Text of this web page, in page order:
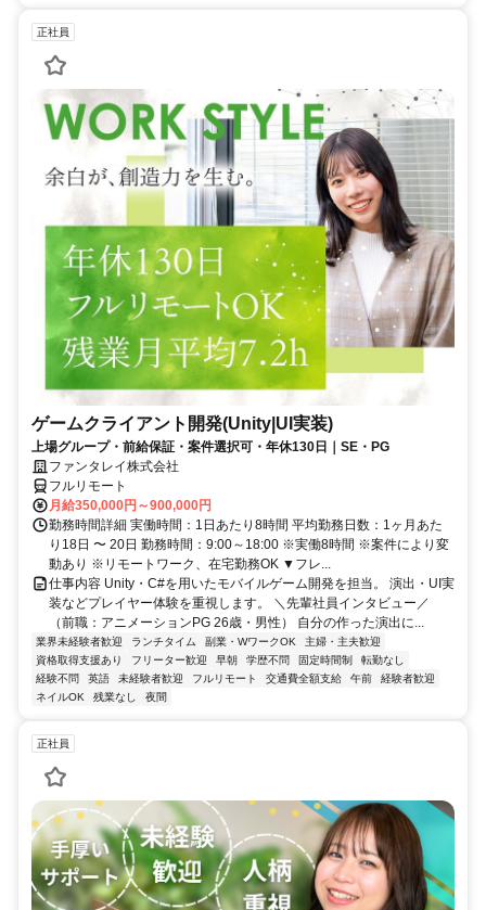
正社員
ゲームクライアント開発(Unity|UI実装)
上場グループ・前給保証・案件選択可・年休130日｜SE・PG
ファンタレイ株式会社
フルリモート
月給350,000円～900,000円
勤務時間詳細 実働時間：1日あたり8時間 平均勤務日数：1ヶ月あた
り18日 〜 20日 勤務時間：9:00～18:00 ※実働8時間 ※案件により変
動あり ※リモートワーク、在宅勤務OK ▼フレ...
仕事内容 Unity・C#を用いたモバイルゲーム開発を担当。 演出・UI実
装などプレイヤー体験を重視します。 ＼先輩社員インタビュー／
（前職：アニメーションPG 26歳・男性） 自分の作った演出に...
業界未経験者歓迎 ランチタイム 副業・WワークOK
主婦・主夫歓迎
資格取得支援あり
フリーター歓迎 早朝 学歴不問 固定時間制
転勤なし
経験不問
英語 未経験者歓迎 フルリモート 交通費全額支給 午前
経験者歓迎
ネイルOK
残業なし 夜間
正社員